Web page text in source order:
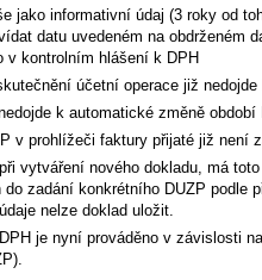
jako informativní údaj (3 roky od
datu uvedeném na obdrženém
v kontrolním hlášení k DPH
účetní operace již
k automatické změně období
v prohlížeči faktury přijaté již není
vytváření nového dokladu, má
zadání konkrétního DUZP podle
nelze doklad uložit.
je nyní prováděno v závislosti